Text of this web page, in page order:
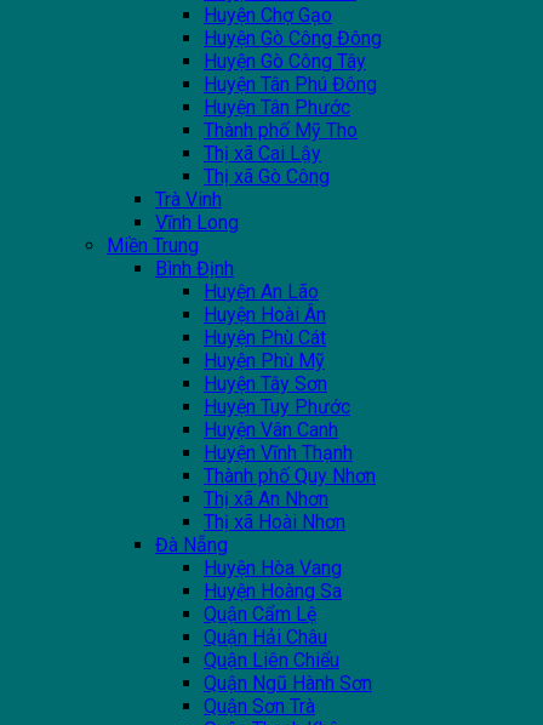
Huyện Chợ Gạo
Huyện Gò Công Đông
Huyện Gò Công Tây
Huyện Tân Phú Đông
Huyện Tân Phước
Thành phố Mỹ Tho
Thị xã Cai Lậy
Thị xã Gò Công
Trà Vinh
Vĩnh Long
Miền Trung
Bình Định
Huyện An Lão
Huyện Hoài Ân
Huyện Phù Cát
Huyện Phù Mỹ
Huyện Tây Sơn
Huyện Tuy Phước
Huyện Vân Canh
Huyện Vĩnh Thạnh
Thành phố Quy Nhơn
Thị xã An Nhơn
Thị xã Hoài Nhơn
Đà Nẵng
Huyện Hòa Vang
Huyện Hoàng Sa
Quận Cẩm Lệ
Quận Hải Châu
Quận Liên Chiểu
Quận Ngũ Hành Sơn
Quận Sơn Trà